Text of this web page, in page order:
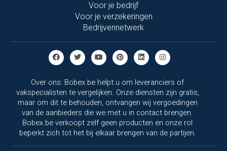
Voor je bedrijf
Voor je verzekeringen
Bedrijvennetwerk
Over ons: Bobex.be helpt u om leveranciers of
vakspecialisten te vergelijken. Onze diensten zijn gratis,
maar om dit te behouden, ontvangen wij vergoedingen
van de aanbieders die we met u in contact brengen.
Bobex.be verkoopt zelf geen producten en onze rol
beperkt zich tot het bij elkaar brengen van de partijen.